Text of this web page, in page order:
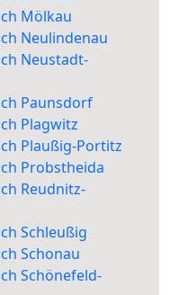
Mölkau
Neulindenau
Neustadt-
Paunsdorf
Plagwitz
Plaußig-Portitz
Probstheida
Reudnitz-
Schleußig
Schonau
Schönefeld-